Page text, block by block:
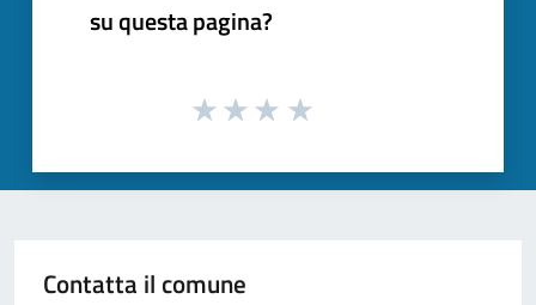
su questa pagina?
Contatta il comune